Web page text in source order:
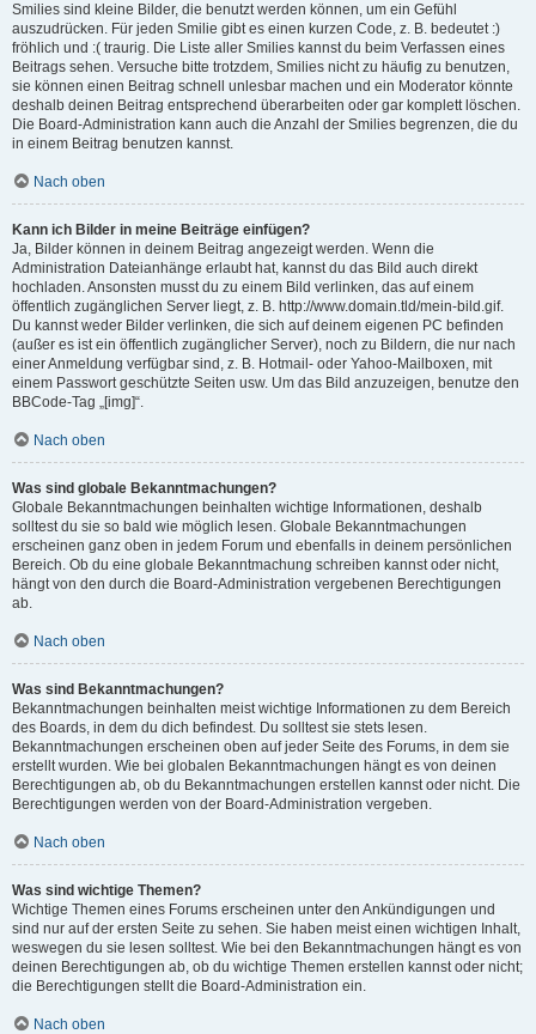
Smilies sind kleine Bilder, die benutzt werden können, um ein Gefühl
auszudrücken. Für jeden Smilie gibt es einen kurzen Code, z. B. bedeutet :)
fröhlich und :( traurig. Die Liste aller Smilies kannst du beim Verfassen eines
Beitrags sehen. Versuche bitte trotzdem, Smilies nicht zu häufig zu benutzen,
sie können einen Beitrag schnell unlesbar machen und ein Moderator könnte
deshalb deinen Beitrag entsprechend überarbeiten oder gar komplett löschen.
Die Board-Administration kann auch die Anzahl der Smilies begrenzen, die du
in einem Beitrag benutzen kannst.
Nach oben
Kann ich Bilder in meine Beiträge einfügen?
Ja, Bilder können in deinem Beitrag angezeigt werden. Wenn die
Administration Dateianhänge erlaubt hat, kannst du das Bild auch direkt
hochladen. Ansonsten musst du zu einem Bild verlinken, das auf einem
öffentlich zugänglichen Server liegt, z. B. http://www.domain.tld/mein-bild.gif.
Du kannst weder Bilder verlinken, die sich auf deinem eigenen PC befinden
(außer es ist ein öffentlich zugänglicher Server), noch zu Bildern, die nur nach
einer Anmeldung verfügbar sind, z. B. Hotmail- oder Yahoo-Mailboxen, mit
einem Passwort geschützte Seiten usw. Um das Bild anzuzeigen, benutze den
BBCode-Tag „[img]“.
Nach oben
Was sind globale Bekanntmachungen?
Globale Bekanntmachungen beinhalten wichtige Informationen, deshalb
solltest du sie so bald wie möglich lesen. Globale Bekanntmachungen
erscheinen ganz oben in jedem Forum und ebenfalls in deinem persönlichen
Bereich. Ob du eine globale Bekanntmachung schreiben kannst oder nicht,
hängt von den durch die Board-Administration vergebenen Berechtigungen
ab.
Nach oben
Was sind Bekanntmachungen?
Bekanntmachungen beinhalten meist wichtige Informationen zu dem Bereich
des Boards, in dem du dich befindest. Du solltest sie stets lesen.
Bekanntmachungen erscheinen oben auf jeder Seite des Forums, in dem sie
erstellt wurden. Wie bei globalen Bekanntmachungen hängt es von deinen
Berechtigungen ab, ob du Bekanntmachungen erstellen kannst oder nicht. Die
Berechtigungen werden von der Board-Administration vergeben.
Nach oben
Was sind wichtige Themen?
Wichtige Themen eines Forums erscheinen unter den Ankündigungen und
sind nur auf der ersten Seite zu sehen. Sie haben meist einen wichtigen Inhalt,
weswegen du sie lesen solltest. Wie bei den Bekanntmachungen hängt es von
deinen Berechtigungen ab, ob du wichtige Themen erstellen kannst oder nicht;
die Berechtigungen stellt die Board-Administration ein.
Nach oben